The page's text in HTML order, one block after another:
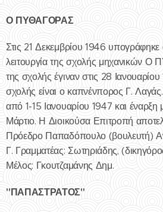
Ο ΠΥΘΑΓΟΡΑΣ
Στις 21 Δεκεμβρίου 1946 υπογράφηκε
λειτουργία της σχολής μηχανικών Ο
της σχολής έγιναν στις 28
σχολής είναι ο καπνένπορος Γ. Λαγάς.
από 1-15 Ιανουαρίου 1947 και έναρξη
Μάρτιο. Η Διοικούσα Επιτροπή
Πρόεδρο Παπαδόπουλο (βουλευτή)
Γ. Γραμματέας: Σωτηριάδης,
Μέλος: Γκουτζαμάνης Δημ.
"ΠΑΠΑΣΤΡΑΤΟΣ"